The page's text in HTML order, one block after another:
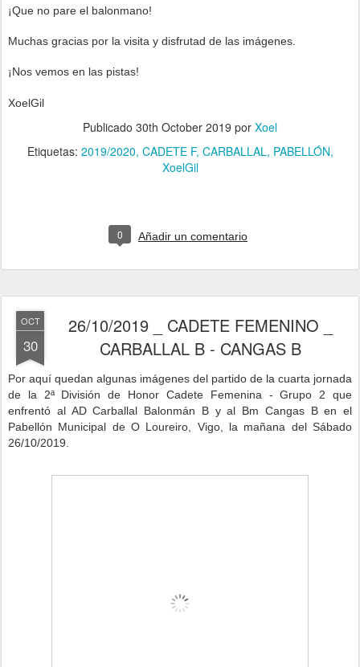
¡Que no pare el balonmano!
Muchas gracias por la visita y disfrutad de las imágenes.
¡Nos vemos en las pistas!
XoelGil
Publicado 30th October 2019 por Xoel
Etiquetas: 2019/2020 CADETE F CARBALLAL PABELLÓN
XoelGil
0 Añadir un comentario
OCT
30
26/10/2019 _ CADETE FEMENINO _
CARBALLAL B - CANGAS B
Por aquí quedan algunas imágenes del partido de la cuarta jornada
de la 2ª División de Honor Cadete Femenina - Grupo 2 que
enfrentó al AD Carballal Balonmán B y al Bm Cangas Ben el
Pabellón Municipal de O Loureiro, Vigo, la mañana del Sábado
26/10/2019.